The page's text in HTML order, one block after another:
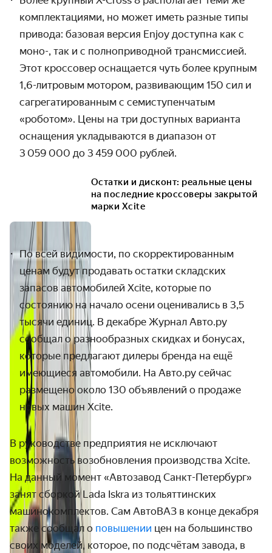
комплектациями, но может иметь разные типы
привода: базовая версия Enjoy доступна как с
моно-, так и с полноприводной трансмиссией.
Этот кроссовер оснащается чуть более крупным
1,6-литровым мотором, развивающим 150 сил и
сагрегатированным с семиступенчатым
«роботом». Цены на три доступных варианта
оснащения укладываются в диапазон от
3 059 000 до 3 459 000 рублей.
Остатки и дисконт: реальные цены
на последние кроссоверы закрытой
марки Xcite
По всей видимости, по скорректированным
ценам будут продавать остатки складских
запасов автомобилей Xcite, которые по
состоянию на начало осени оценивались в 3,5
тысячи единиц. В декабре Журнал Авто.ру
сообщал о разнообразных скидках и бонусах,
которые предлагают дилеры бренда на ещё
имеющиеся автомобили. На Авто.ру сейчас
размещено около 130 объявлений о продаже
новых машин Xcite.
В руководстве предприятия не исключают
возможность возобновления производства Xcite.
На данный момент «Автозавод Санкт-Петербург»
занят сборкой Lada Iskra из тольяттинских
машинокомплектов. Сам АвтоВАЗ в конце декабря
также сообщал о повышении цен на большинство
своих моделей, которое, по подсчётам завода, в